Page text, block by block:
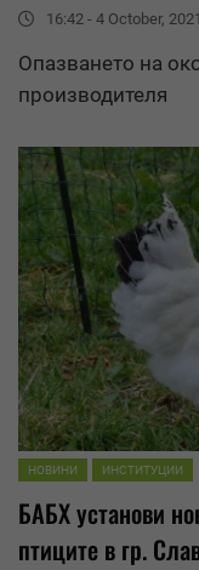
16:42 - 4 October, 2021
Опазването на
производителя
НОВИНИ ИНСТИТУЦИИ
БАБХ установи
птиците в гр.